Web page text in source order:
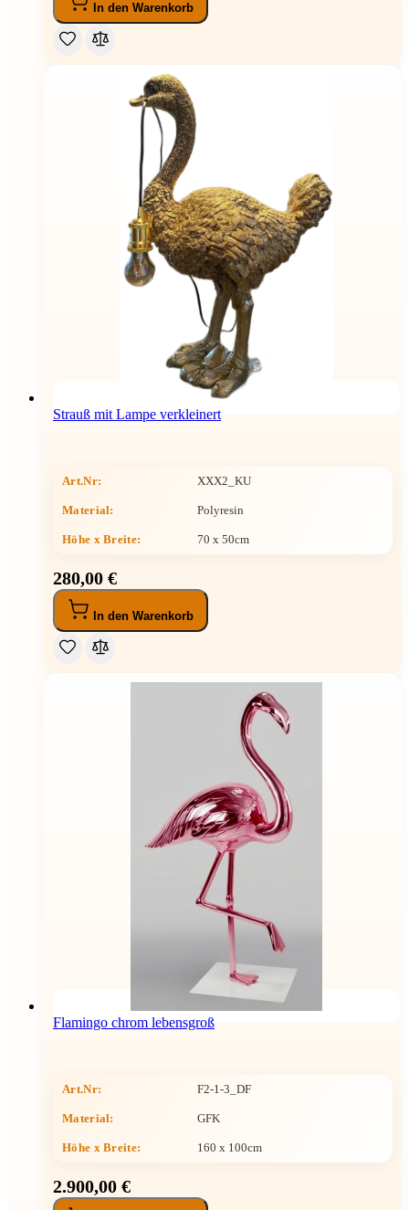
In den Warenkorb
Strauß mit Lampe verkleinert
Art.Nr: XXX2_KU
Material: Polyresin
Höhe x Breite: 70 x 50cm
280,00 €
In den Warenkorb
Flamingo chrom lebensgroß
Art.Nr: F2-1-3_DF
Material: GFK
Höhe x Breite: 160 x 100cm
2.900,00 €